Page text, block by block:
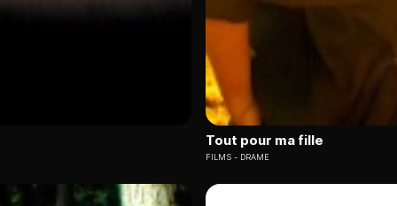
Tout pour ma fille
FILMS DRAME